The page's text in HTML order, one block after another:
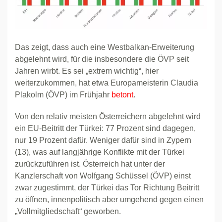
Das zeigt, dass auch eine Westbalkan-Erweiterung
abgelehnt wird, für die insbesondere die ÖVP seit
Jahren wirbt. Es sei „extrem wichtig“, hier
weiterzukommen, hat etwa Europameisterin Claudia
Plakolm (ÖVP) im Frühjahr betont.
Von den relativ meisten Österreichern abgelehnt wird
ein EU-Beitritt der Türkei: 77 Prozent sind dagegen,
nur 19 Prozent dafür. Weniger dafür sind in Zypern
(13), was auf langjährige Konflikte mit der Türkei
zurückzuführen ist. Österreich hat unter der
Kanzlerschaft von Wolfgang Schüssel (ÖVP) einst
zwar zugestimmt, der Türkei das Tor Richtung Beitritt
zu öffnen, innenpolitisch aber umgehend gegen einen
„Vollmitgliedschaft“ geworben.